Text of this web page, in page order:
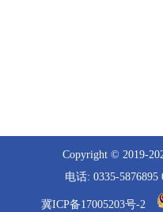
Copyright © 2019-
电话: 0335-
冀ICP备17005203号-2